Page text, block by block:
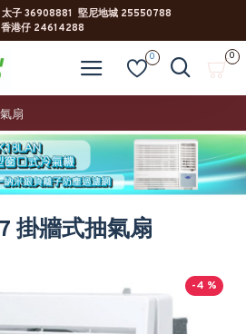
子 36908881 堅尼地城 25550788
香港仔 24614288
0 0
扇
掛牆式抽氣扇
-4 %